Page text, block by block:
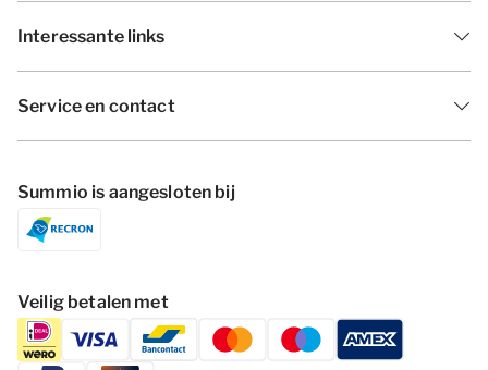
Interessante links
Service en contact
Summio is aangesloten bij
Veilig betalen met